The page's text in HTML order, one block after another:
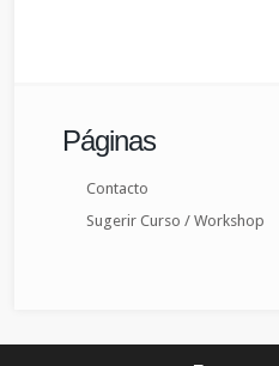
Páginas
Contacto
Sugerir Curso / Workshop